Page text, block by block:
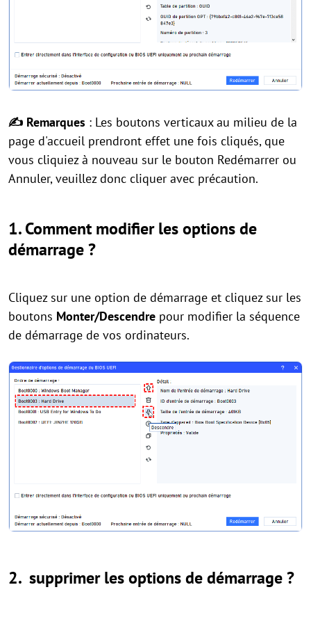
✍ Remarques : Les boutons verticaux au milieu de la
page d'accueil prendront effet une fois cliqués, que
vous cliquiez à nouveau sur le bouton Redémarrer ou
Annuler, veuillez donc cliquer avec précaution.
1. Comment modifier les options de
démarrage ?
Cliquez sur une option de démarrage et cliquez sur les
boutons Monter/Descendre pour modifier la séquence
de démarrage de vos ordinateurs.
2. supprimer les options de démarrage ?